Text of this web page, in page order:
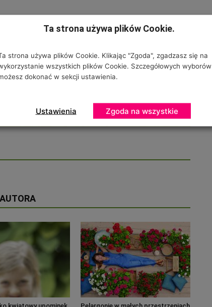
Ta strona używa plików Cookie.
strona używa plików Cookie. Klikając "Zgoda", zgadzasz się na
wszystkich plików Cookie. Szczegółowych wyborów
dokonać w sekcji ustawienia.
Ustawienia Zgoda na wszystkie